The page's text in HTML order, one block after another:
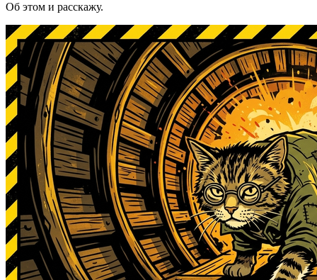
Об этом и расскажу.